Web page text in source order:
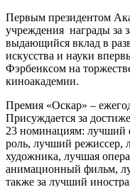
Первым президентом
учреждения награды за
выдающийся вклад в
искусства и науки
Фэрбенксом на
киноакадемии.
Премия «Оскар» –
Присуждается за
23 номинациям: лучший
роль, лучший режиссер,
художника, лучшая
анимационный фильм,
также за лучший